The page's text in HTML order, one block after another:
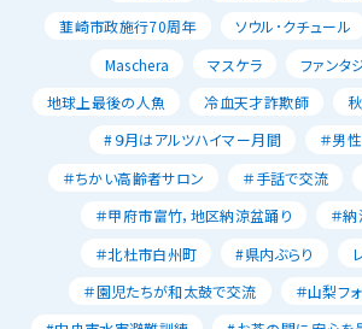
韮崎市政施行70周年
ソウル･クチュール
Maschera
マスケラ
ファンタ
地球上最後の人魚
冷血天才詐欺師
#９月はアルツハイマー月間
＃男
＃ちかい高齢者サロン
＃手話で交流
＃甲府市富竹，地区納涼盆踊り
＃
＃北杜市白州町
#県内ぶらり
＃園児たちが和太鼓で交流
＃山梨フ